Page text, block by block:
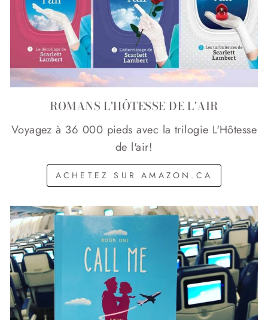
ROMANS L'HÔTESSE DE L'AIR
Voyagez à 36 000 pieds avec la trilogie L'Hôtesse
de l'air!
ACHETEZ SUR AMAZON.CA